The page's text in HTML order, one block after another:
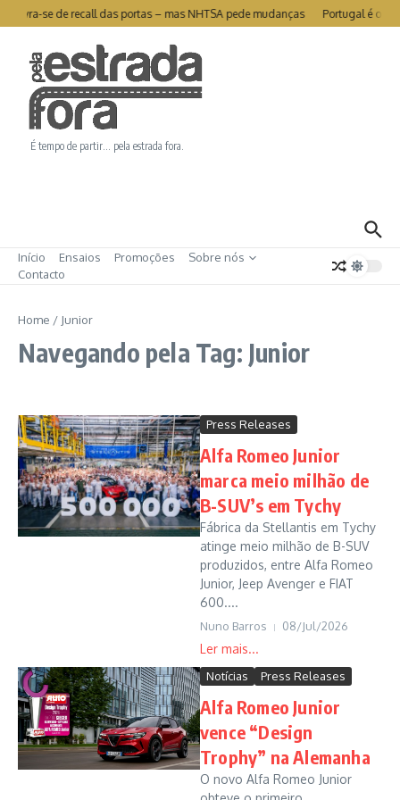
Ir para o conteúdo
livra-se de recall das portas – mas NHTSA pede mudanças Portugal é o
É tempo de partir… pela estrada fora.
Início Ensaios Promoções
Sobre nós
Contacto
Home / Junior
Navegando pela Tag: Junior
Press Releases
Alfa Romeo Junior
marca meio milhão de
B-SUV’s em Tychy
Fábrica da Stellantis em Tychy
atinge meio milhão de B-SUV
produzidos, entre Alfa Romeo
Junior, Jeep Avenger e FIAT
600....
Nuno Barros 08/Jul/2026
Notícias Press Releases
Alfa Romeo Junior
vence “Design
Trophy” na Alemanha
O novo Alfa Romeo Junior